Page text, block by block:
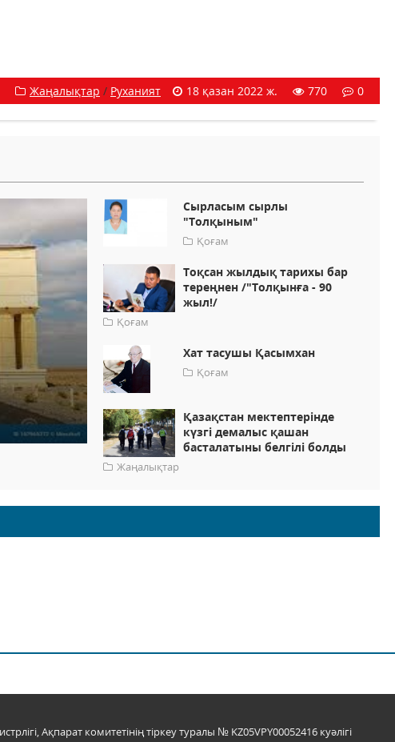
Жаңалықтар / Руханият 18 қазан 2022 ж. 770 0
Сырласым сырлы
"Толқыным"
Қоғам
Тоқсан жылдық тарихы бар
тереңнен /"Толқынға - 90
жыл!/
Қоғам
Хат тасушы Қасымхан
Қоғам
Қазақстан мектептерінде
күзгі демалыс қашан
басталатыны белгілі болды
Жаңалықтар
Ақпарат комитетінің тіркеу туралы № KZ05VPY00052416 куәлігі